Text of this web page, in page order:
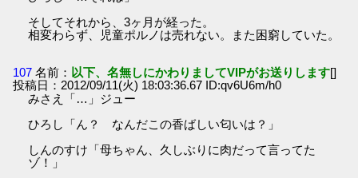
そしてそれから、3ヶ月が経った。
相変わらず、児童ポルノは売れない。また困窮していた。
107 名前： 以下、名無しにかわりましてVIPがお送りします[]
投稿日：2012/09/11(火) 18:03:36.67 ID:qv6U6m/h0
みさえ「…」ジュー
ひろし「ん？ なんだこの香ばしい匂いは？」
しんのすけ「母ちゃん、久しぶりに肉だって言ってた
ゾ！」